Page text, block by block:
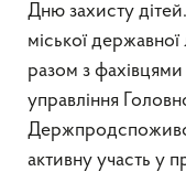
Дню захисту
міської
разом з фахівцями
управління
активну участь у